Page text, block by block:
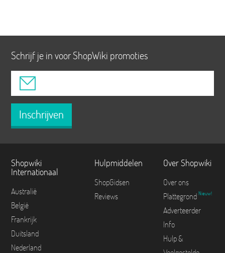
Schrijf je in voor ShopWiki promoties
Inschrijven
Shopwiki
Internationaal
Australië
België
Frankrijk
Duitsland
Nederland
Hulpmiddelen
ShopGidsen
Reviews
Over Shopwiki
Over ons
Plattegrond Nieuw!
Adverteerder
Info
Hulp &